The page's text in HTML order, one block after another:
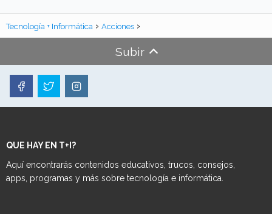
Tecnología + Informática Acciones
Subir
QUE HAY EN T+I?
Aquí encontrarás contenidos educativos, trucos, consejos,
apps, programas y más sobre tecnología e informática.